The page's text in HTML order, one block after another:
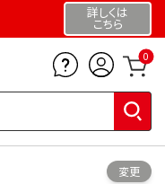
詳しくは
こちら
0
変更